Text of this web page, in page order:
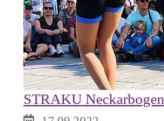
STRAKU Neckarbogen